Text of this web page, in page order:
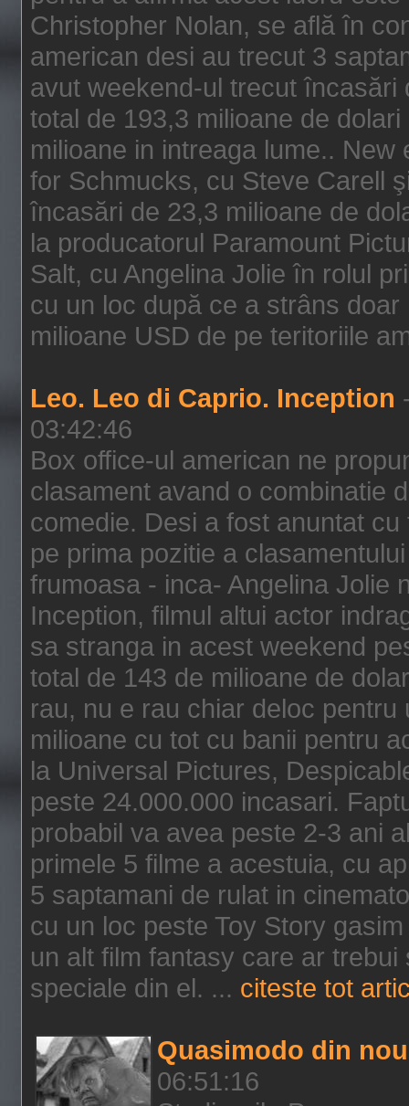
Christopher Nolan, se află în
american desi au trecut 3
avut weekend-ul trecut încasări
total de 193,3 milioane de
milioane in intreaga lume..
for Schmucks, cu Steve Carell
încasări de 23,3 milioane de
la producatorul Paramount
Salt, cu Angelina Jolie în rolul
cu un loc după ce a strâns
milioane USD de pe teritoriile
Leo. Leo di Caprio. Inception
03:42:46
Box office-ul american ne
clasament avand o combinatie
comedie. Desi a fost anuntat
pe prima pozitie a
frumoasa - inca- Angelina Jolie
Inception, filmul altui actor
sa stranga in acest weekend
total de 143 de milioane de
rau, nu e rau chiar deloc
milioane cu tot cu banii pentru
la Universal Pictures,
peste 24.000.000 incasari.
probabil va avea peste 2-3 ani
primele 5 filme a acestuia, cu
5 saptamani de rulat in
cu un loc peste Toy Story
un alt film fantasy care ar
speciale din el. ... citeste tot
Quasimodo din
06:51:16